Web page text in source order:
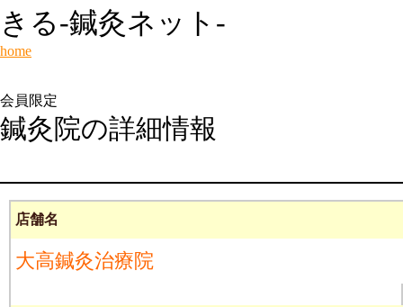
きる-鍼灸ネット-
home
会員限定
鍼灸院の詳細情報
店舗名
大高鍼灸治療院